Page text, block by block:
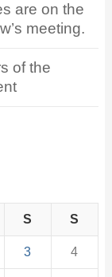
are on the
meeting.
of the
S S
3 4